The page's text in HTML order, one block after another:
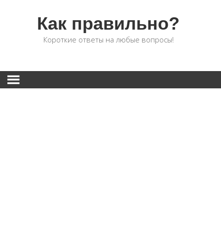
Как правильно?
Короткие ответы на любые вопросы!